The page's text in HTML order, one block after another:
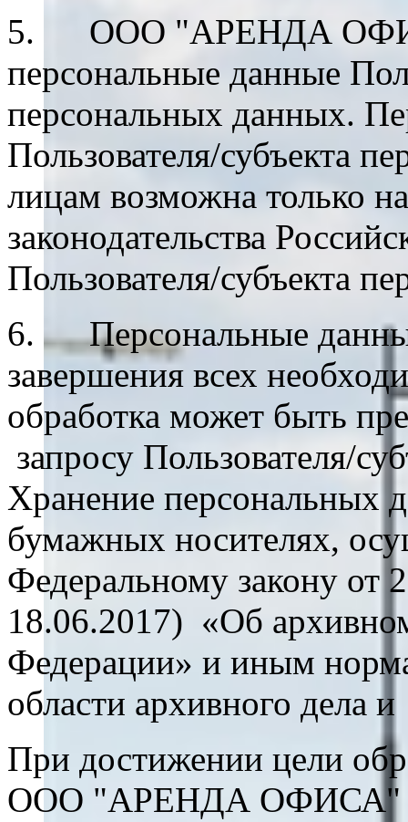
5. ООО "АРЕНДА ОФИСА"
персональные данные
персональных данных.
Пользователя/субъекта
лицам возможна только
законодательства
Пользователя/субъекта
6. Персональные
завершения всех
обработка может быть
запросу Пользователя/
Хранение персональных
бумажных носителях,
Федеральному закону
18.06.2017) «Об
Федерации» и иным
области архивного дела
При достижении цели
ООО "АРЕНДА ОФИСА"